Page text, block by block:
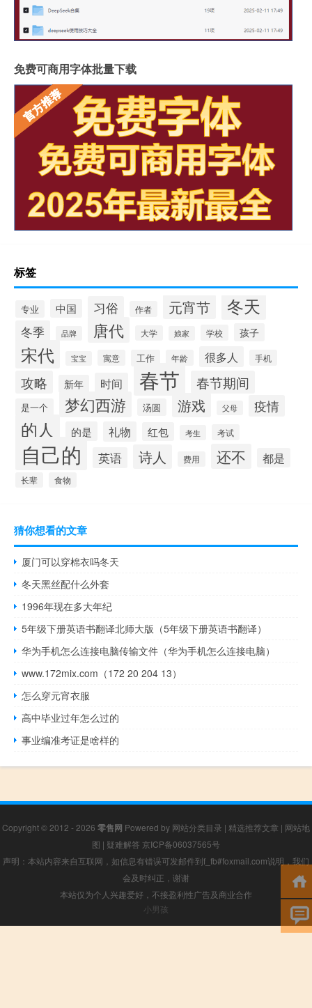
免费可商用字体批量下载
标签
专业 中国 习俗 作者 元宵节 冬天
冬季 品牌 唐代 大学 娘家 学校 孩子
宋代 宝宝 寓意 工作 年龄 很多人 手机
攻略 新年 时间 春节 春节期间
是一个 梦幻西游 汤圆 游戏 父母 疫情
的人 的是 礼物 红包 考生 考试
自己的 英语 诗人 费用 还不 都是
长辈 食物
猜你想看的文章
厦门可以穿棉衣吗冬天
冬天黑丝配什么外套
1996年现在多大年纪
5年级下册英语书翻译北师大版（5年级下册英语书翻译）
华为手机怎么连接电脑传输文件（华为手机怎么连接电脑）
www.172mix.com（172 20 204 13）
怎么穿元宵衣服
高中毕业过年怎么过的
事业编准考证是啥样的
Copyright © 2012 - 2026 零售网 Powered by 网站分类目录 | 精选推荐文章 | 网站地
图 | 疑难解答 京ICP备06037565号
声明：本站内容来自互联网，如信息有错误可发邮件到f_fb#foxmail.com说明，我们
会及时纠正，谢谢
本站仅为个人兴趣爱好，不接盈利性广告及商业合作
小男孩